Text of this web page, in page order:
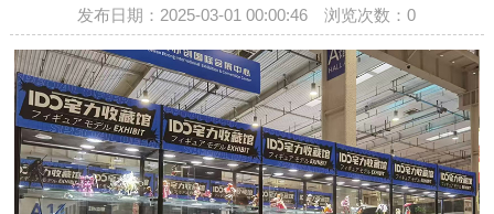
发布日期：2025-03-01 00:00:46 浏览次数：0